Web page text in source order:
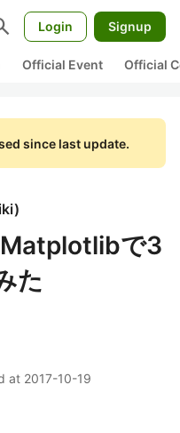
Login Signup
Official Event Official
since last update.
)
で3
た
at 2017-10-19